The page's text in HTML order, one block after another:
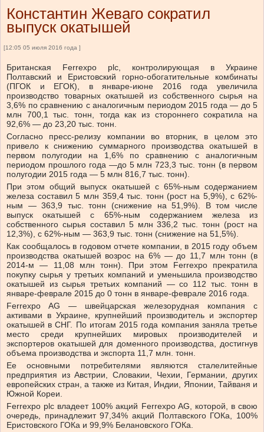
Константин Жеваго сократил
выпуск окатышей
[12:05 05 июля 2016 года ]
Британская Ferrexpo plc, контролирующая в Украине
Полтавский и Еристовский горно-обогатительные комбинаты
(ПГОК и ЕГОК), в январе-июне 2016 года увеличила
производство товарных окатышей из собственного сырья на
3,6% по сравнению с аналогичным периодом 2015 года — до 5
млн 700,1 тыс. тонн, тогда как из стороннего сократила на
92,6% — до 23,20 тыс. тонн.
Согласно пресс-релизу компании во вторник, в целом это
привело к снижению суммарного производства окатышей в
первом полугодии на 1,6% по сравнению с аналогичным
периодом прошлого года —до 5 млн 723,3 тыс. тонн (в первом
полугодии 2015 года — 5 млн 816,7 тыс. тонн).
При этом общий выпуск окатышей с 65%-ным содержанием
железа составил 5 млн 359,4 тыс. тонн (рост на 5,9%), с 62%-
ным — 363,9 тыс. тонн (снижение на 51,9%). В том числе
выпуск окатышей с 65%-ным содержанием железа из
собственного сырья составил 5 млн 336,2 тыс. тонн (рост на
12,3%), с 62%-ным — 363,9 тыс. тонн (снижение на 51,5%).
Как сообщалось в годовом отчете компании, в 2015 году объем
производства окатышей возрос на 6% — до 11,7 млн тонн (в
2014-м — 11,08 млн тонн). При этом Ferrexpo прекратила
покупку сырья у третьих компаний и уменьшила производство
окатышей из сырья третьих компаний — со 112 тыс. тонн в
январе-феврале 2015 до 0 тонн в январе-феврале 2016 года.
Ferrexpo AG — швейцарская железорудная компания с
активами в Украине, крупнейший производитель и экспортер
окатышей в СНГ. По итогам 2015 года компания заняла третье
место среди крупнейших мировых производителей и
экспортеров окатышей для доменного производства, достигнув
объема производства и экспорта 11,7 млн. тонн.
Ее основными потребителями являются сталелитейные
предприятия из Австрии, Словакии, Чехии, Германии, других
европейских стран, а также из Китая, Индии, Японии, Тайваня и
Южной Кореи.
Ferrеxpo plc владеет 100% акций Ferrexpo AG, которой, в свою
очередь, принадлежит 97,34% акций Полтавского ГОКа, 100%
Еристовского ГОКа и 99,9% Белановского ГОКа.